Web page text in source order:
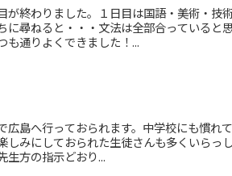
が終わりました。１日目は国語・美術・技
に尋ねると・・・文法は全部合っていると
も通りよくできました！...
広島へ行っておられます。中学校にも慣れ
しみにしておられた生徒さんも多くいら
生方の指示どおり...